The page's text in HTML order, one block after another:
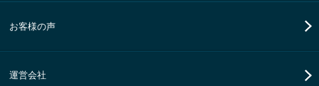
お客様の声
運営会社